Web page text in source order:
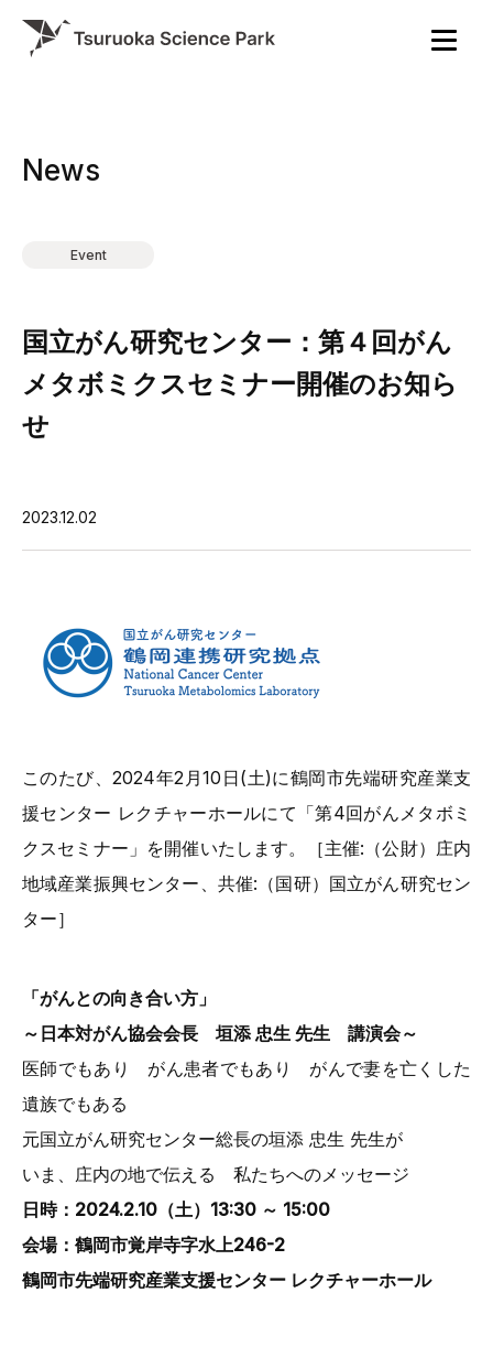
News
Event
国立がん研究センター：第４回がん
メタボミクスセミナー開催のお知ら
せ
2023.12.02
このたび、2024年2月10日(土)に鶴岡市先端研究産業支
援センター レクチャーホールにて「第4回がんメタボミ
クスセミナー」を開催いたします。［主催:（公財）庄内
地域産業振興センター、共催:（国研）国立がん研究セン
ター］
「がんとの向き合い方」
～日本対がん協会会長 垣添 忠生 先生 講演会～
医師でもあり がん患者でもあり がんで妻を亡くした
遺族でもある
元国立がん研究センター総長の垣添 忠生 先生が
いま、庄内の地で伝える 私たちへのメッセージ
日時：2024.2.10（土）13:30 ～ 15:00
会場：鶴岡市覚岸寺字水上246-2
鶴岡市先端研究産業支援センター レクチャーホール